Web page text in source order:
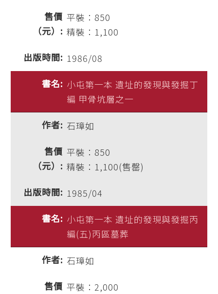
平裝：850
精裝：1,100
1986/08
小屯第一本 遺址的發現與發掘丁
編 甲骨坑層之一
石璋如
平裝：850
精裝：1,100(售罄)
1985/04
小屯第一本 遺址的發現與發掘丙
編(五)丙區墓葬
石璋如
平裝：2,000